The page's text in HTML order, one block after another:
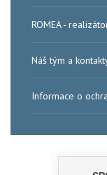
ROMEA -
Náš tým a
Informace o